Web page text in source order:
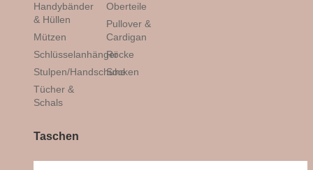
Handybänder
& Hüllen
Mützen
Schlüsselanhänger
Stulpen/Handschuhe
Tücher &
Schals
Oberteile
Pullover &
Cardigan
Röcke
Socken
Taschen